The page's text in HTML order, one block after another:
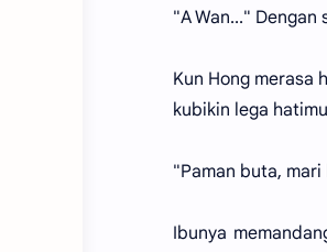
"A Wan..."
Kun Hong merasa
kubikin lega
"Paman buta,
Ibunya